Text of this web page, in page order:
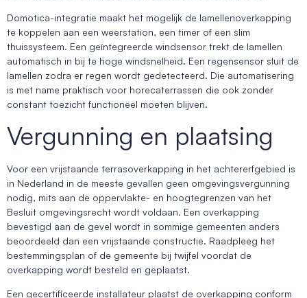
Domotica-integratie maakt het mogelijk de lamellenoverkapping
te koppelen aan een weerstation, een timer of een slim
thuissysteem. Een geïntegreerde windsensor trekt de lamellen
automatisch in bij te hoge windsnelheid. Een regensensor sluit de
lamellen zodra er regen wordt gedetecteerd. Die automatisering
is met name praktisch voor horecaterrassen die ook zonder
constant toezicht functioneel moeten blijven.
Vergunning en plaatsing
Voor een vrijstaande terrasoverkapping in het achtererfgebied is
in Nederland in de meeste gevallen geen omgevingsvergunning
nodig, mits aan de oppervlakte- en hoogtegrenzen van het
Besluit omgevingsrecht wordt voldaan. Een overkapping
bevestigd aan de gevel wordt in sommige gemeenten anders
beoordeeld dan een vrijstaande constructie. Raadpleeg het
bestemmingsplan of de gemeente bij twijfel voordat de
overkapping wordt besteld en geplaatst.
Een gecertificeerde installateur plaatst de overkapping conform